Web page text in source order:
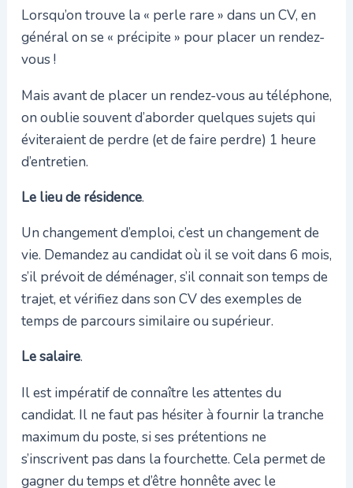
Lorsqu’on trouve la « perle rare » dans un CV, en
général on se « précipite » pour placer un rendez-
vous !
Mais avant de placer un rendez-vous au téléphone,
on oublie souvent d’aborder quelques sujets qui
éviteraient de perdre (et de faire perdre) 1 heure
d’entretien.
Le lieu de résidence.
Un changement d’emploi, c’est un changement de
vie. Demandez au candidat où il se voit dans 6 mois,
s’il prévoit de déménager, s’il connait son temps de
trajet, et vérifiez dans son CV des exemples de
temps de parcours similaire ou supérieur.
Le salaire.
Il est impératif de connaître les attentes du
candidat. Il ne faut pas hésiter à fournir la tranche
maximum du poste, si ses prétentions ne
s’inscrivent pas dans la fourchette. Cela permet de
gagner du temps et d’être honnête avec le